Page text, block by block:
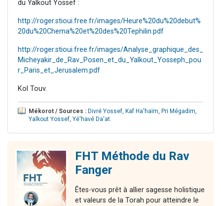
du Yalkout Yossef :
http://roger.stioui.free.fr/images/Heure%20du%20debut%
20du%20Chema%20et%20des%20Tephilin.pdf
http://roger.stioui.free.fr/images/Analyse_graphique_des_
Micheyakir_de_Rav_Posen_et_du_Yalkout_Yosseph_pou
r_Paris_et_Jerusalem.pdf
Kol Touv.
Mékorot / Sources : Divré Yossef, Kaf Ha'haïm, Pri Mégadim,
Yalkout Yossef, Yé'havé Da'at.
FHT Méthode du Rav
Fanger
Êtes-vous prêt à allier sagesse holistique
et valeurs de la Torah pour atteindre le